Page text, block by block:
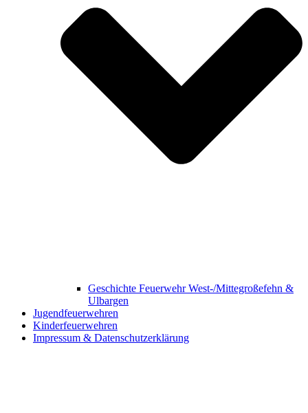
Geschichte Feuerwehr West-/Mittegroßefehn &
Ulbargen
Jugendfeuerwehren
Kinderfeuerwehren
Impressum & Datenschutzerklärung